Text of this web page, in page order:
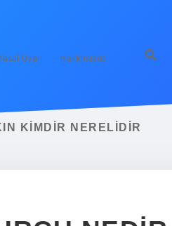
Uyarı Hakkımızda
KIMDIR NERELIDIR